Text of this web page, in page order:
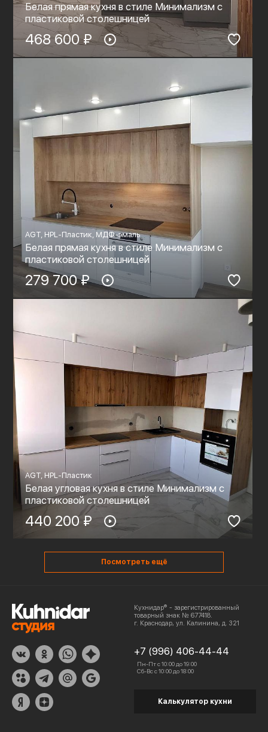
Белая прямая кухня в стиле Минимализм с
пластиковой столешницей
468 600 ₽
AGT, HPL-Пластик, МДФ-эмаль
Белая прямая кухня в стиле Минимализм с
пластиковой столешницей
279 700 ₽
AGT, HPL-Пластик
Белая угловая кухня в стиле Минимализм с
пластиковой столешницей
440 200 ₽
Посмотреть ещё
Кухнидар® - зарегистрированный
товарный знак № 677418.
г. Краснодар, ул. Калинина, д. 321
+7 (996) 406-44-44
Пн-Пт с 10:00 до 19:00
Сб-Вс с 10:00 до 18:00
Калькулятор кухни